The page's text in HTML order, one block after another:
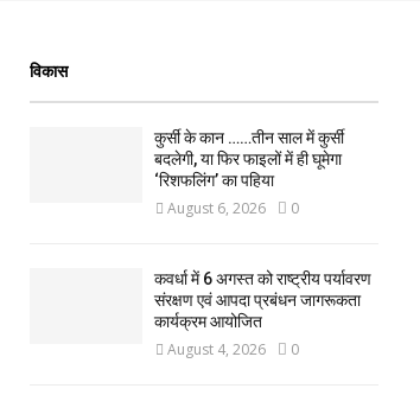
विकास
कुर्सी के कान ……तीन साल में कुर्सी
बदलेगी, या फिर फाइलों में ही घूमेगा
‘रिशफलिंग’ का पहिया
August 6, 2026 0
कवर्धा में 6 अगस्त को राष्ट्रीय पर्यावरण
संरक्षण एवं आपदा प्रबंधन जागरूकता
कार्यक्रम आयोजित
August 4, 2026 0